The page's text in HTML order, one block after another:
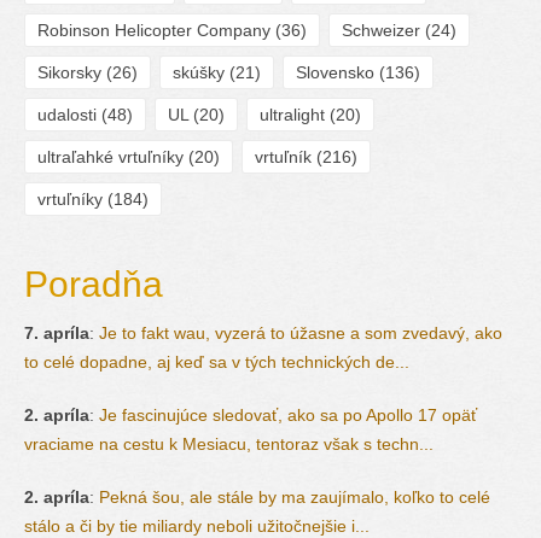
Robinson Helicopter Company (36) Schweizer(24)
Sikorsky (26) skúšky(21) Slovensko(136)
udalosti (48) UL (20) ultralight(20)
ultraľahké vrtuľníky (20) vrtuľník(216)
vrtuľníky (184)
Poradňa
7. apríla: Je to fakt wau, vyzerá to úžasne a som zvedavý, ako
to celé dopadne, aj keď sa v tých technických de...
2. apríla: Je fascinujúce sledovať, ako sa po Apollo 17 opäť
vraciame na cestu k Mesiacu, tentoraz však s techn...
2. apríla: Pekná šou, ale stále by ma zaujímalo, koľko to celé
stálo a či by tie miliardy neboli užitočnejšie i...